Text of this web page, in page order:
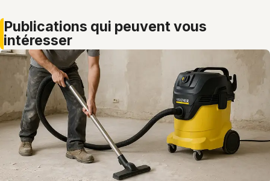
publications qui peuvent vous
intéresser